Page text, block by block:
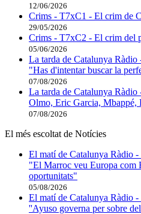
12/06/2026
Crims - T7xC1 - El crim de
29/05/2026
Crims - T7xC2 - El crim del
05/06/2026
La tarda de Catalunya
"Has d'intentar buscar la
07/08/2026
La tarda de Catalunya
Olmo, Eric Garcia,
07/08/2026
El més escoltat de Notícies
El matí de Catalunya Ràdio -
"El Marroc veu Europa com
oportunitats"
05/08/2026
El matí de Catalunya Ràdio
''Ayuso governa per sobre